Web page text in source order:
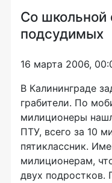
Со школьной
подсудимых
16 марта 2006,
В Калининграде
грабители. По
милиционеры
ПТУ, всего за 10
пятиклассник.
милиционерам,
двух подростков.